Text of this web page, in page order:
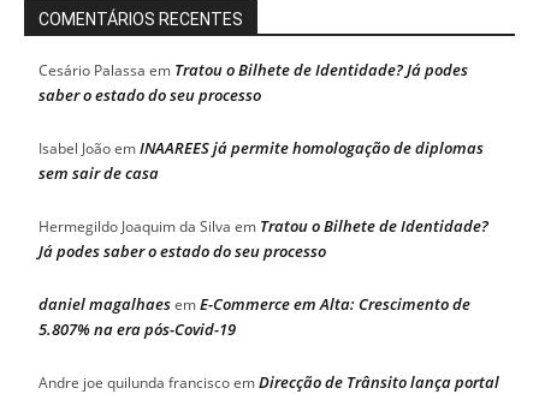
COMENTÁRIOS RECENTES
Cesário Palassa em Tratou o Bilhete de Identidade? Já podes
saber o estado do seu processo
Isabel JoãoemINAAREES já permite homologação de diplomas
sem sair de casa
Hermegildo Joaquim da Silva em Tratou o Bilhete de Identidade?
Já podes saber o estado do seu processo
daniel magalhaesemE-Commerce em Alta: Crescimento de
5.807% na era pós-Covid-19
Andre joe quilunda franciscoemDirecção de Trânsito lança portal